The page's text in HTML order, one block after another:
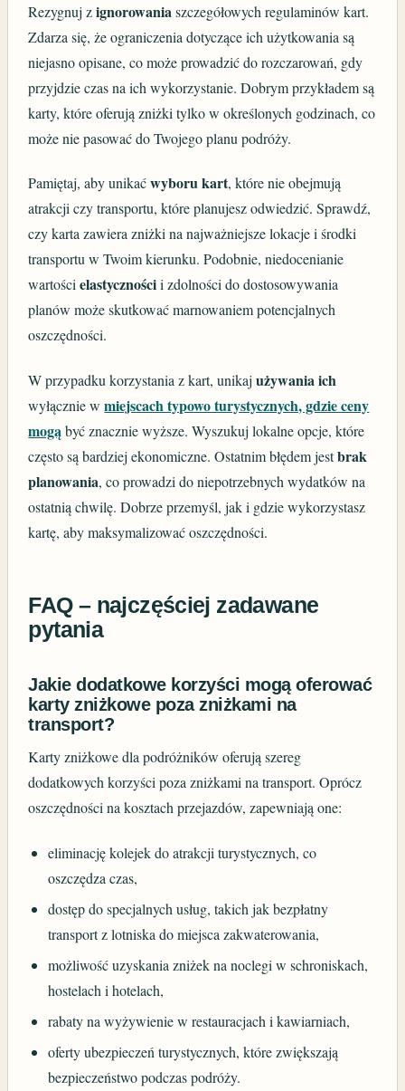
Rezygnuj zignorowaniaszczegółowych regulaminów kart.
Zdarza się, że ograniczenia dotyczące ich użytkowania są
niejasno opisane, co może prowadzić do rozczarowań, gdy
przyjdzie czas na ich wykorzystanie. Dobrym przykładem są
karty, które oferują zniżki tylko w określonych godzinach, co
może nie pasować do Twojego planu podróży.
Pamiętaj, aby unikaćwyboru kart, które nie obejmują
atrakcji czy transportu, które planujesz odwiedzić. Sprawdź,
czy karta zawiera zniżki na najważniejsze lokacje i środki
transportu w Twoim kierunku. Podobnie, niedocenianie
wartościelastycznościi zdolności do dostosowywania
planów może skutkować marnowaniem potencjalnych
oszczędności.
W przypadku korzystania z kart, unikajużywania ich
wyłącznie wmiejscach typowo turystycznych, gdzie ceny
mogąbyć znacznie wyższe. Wyszukuj lokalne opcje, które
często są bardziej ekonomiczne. Ostatnim błędem jestbrak
planowania, co prowadzi do niepotrzebnych wydatków na
ostatnią chwilę. Dobrze przemyśl, jak i gdzie wykorzystasz
kartę, aby maksymalizować oszczędności.
FAQ – najczęściej zadawane
pytania
Jakie dodatkowe korzyści mogą oferować
karty zniżkowe poza zniżkami na
transport?
Karty zniżkowe dla podróżników oferują szereg
dodatkowych korzyści poza zniżkami na transport. Oprócz
oszczędności na kosztach przejazdów, zapewniają one:
eliminację kolejek do atrakcji turystycznych, co
oszczędza czas,
dostęp do specjalnych usług, takich jak bezpłatny
transport z lotniska do miejsca zakwaterowania,
możliwość uzyskania zniżek na noclegi w schroniskach,
hostelach i hotelach,
rabaty na wyżywienie w restauracjach i kawiarniach,
oferty ubezpieczeń turystycznych, które zwiększają
bezpieczeństwo podczas podróży.